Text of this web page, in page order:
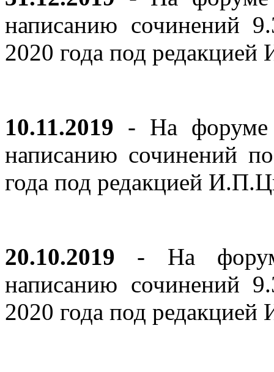
написанию сочинений
2020 года под
10.11.2019 - На форуме
написанию сочинений
года под редакцией
20.10.2019 - На
написанию сочинений
2020 года под